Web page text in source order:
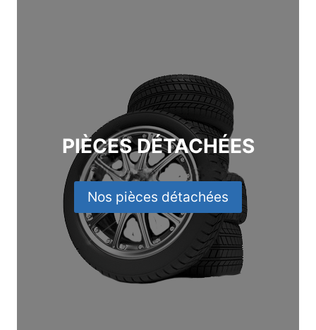
PIÈCES DÉTACHÉES
Nos pièces détachées